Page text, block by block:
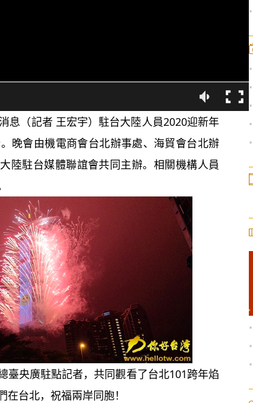
（記者 王宏宇）駐台大陸人員2020迎新年
晚會由機電商會台北辦事處、海貿會台北辦
陸駐台媒體聯誼會共同主辦。相關機構人員
央廣駐點記者，共同觀看了台北101跨年焰
台北，祝福兩岸同胞！
•
•
•
•
•
•
•
•
•